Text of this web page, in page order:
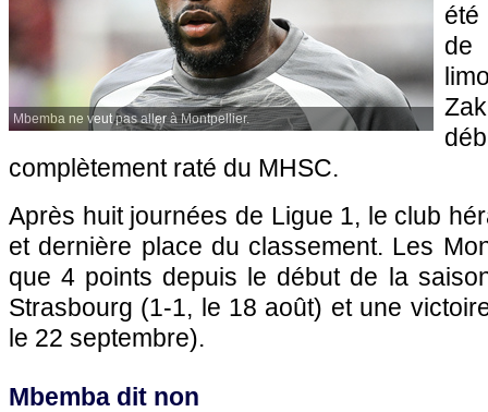
Mbemba ne veut pas aller à Montpellier.
de
complètement raté du MHSC.
Après huit journées de Ligue 1, le club
et dernière place du classement. Les
que 4 points depuis le début de la
Strasbourg (1-1, le 18 août) et une
le 22 septembre).
Mbemba dit non